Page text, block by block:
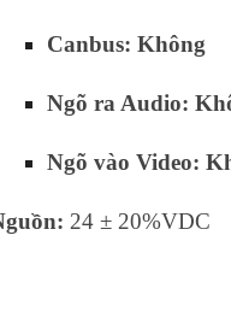
Canbus: Không
Ngõ ra Audio:
Ngõ vào Video:
24 ± 20%VDC